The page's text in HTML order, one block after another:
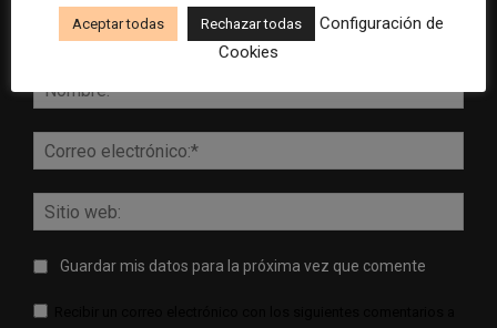
web:
Guardar mis datos para la próxima vez que comente
Aceptar todas Rechazar todas
Configuración de
Cookies